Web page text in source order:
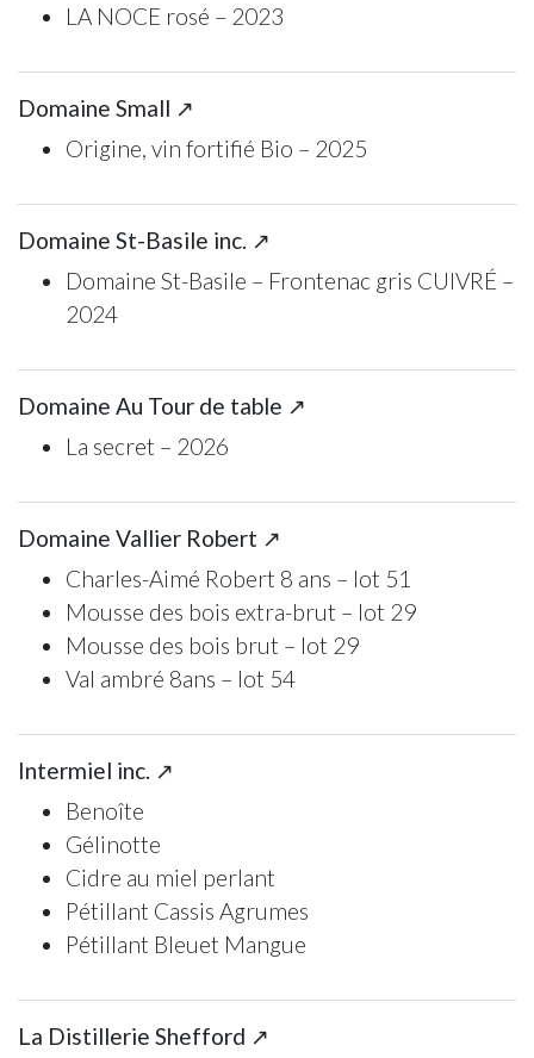
LA NOCE rosé – 2023
Domaine Small ↗
Origine, vin fortifié Bio – 2025
Domaine St-Basile inc. ↗
Domaine St-Basile – Frontenac gris CUIVRÉ –
2024
Domaine Au Tour de table ↗
La secret – 2026
Domaine Vallier Robert ↗
Charles-Aimé Robert 8 ans – lot 51
Mousse des bois extra-brut – lot 29
Mousse des bois brut – lot 29
Val ambré 8ans – lot 54
Intermiel inc. ↗
Benoîte
Gélinotte
Cidre au miel perlant
Pétillant Cassis Agrumes
Pétillant Bleuet Mangue
La Distillerie Shefford ↗